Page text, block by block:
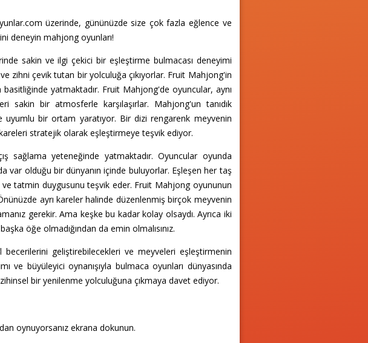
üzerinde, gününüzde size çok fazla eğlence ve
deneyin mahjong oyunları!
sakin ve ilgi çekici bir eşleştirme bulmacası deneyimi
zihni çevik tutan bir yolculuğa çıkıyorlar. Fruit Mahjong'in
yatmaktadır. Fruit Mahjong'de oyuncular, aynı
sakin bir atmosferle karşılaşırlar. Mahjong'un tanıdık
bir ortam yaratıyor. Bir dizi rengarenk meyvenin
stratejik olarak eşleştirmeye teşvik ediyor.
sağlama yeteneğinde yatmaktadır. Oyuncular oyunda
var olduğu bir dünyanın içinde buluyorlar. Eşleşen her taş
tatmin duygusunu teşvik eder. Fruit Mahjong oyununun
ayrı kareler halinde düzenlenmiş birçok meyvenin
gerekir. Ama keşke bu kadar kolay olsaydı. Ayrıca iki
öğe olmadığından da emin olmalısınız.
becerilerini geliştirebilecekleri ve meyveleri eşleştirmenin
ve büyüleyici oynanışıyla bulmaca oyunları dünyasında
bir yenilenme yolculuğuna çıkmaya davet ediyor.
oynuyorsanız ekrana dokunun.